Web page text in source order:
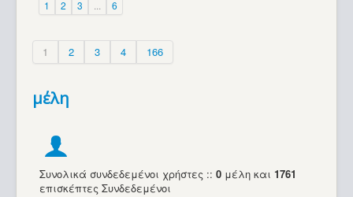
1 2 3 ... 6
1 2 3 4 166
μέλη
Συνολικά συνδεδεμένοι χρήστες :: 0 μέλη και 1761
επισκέπτες Συνδεδεμένοι